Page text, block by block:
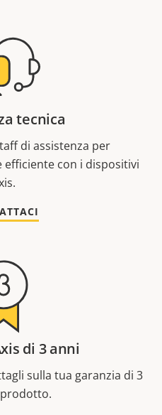
tecnica
di assistenza per
con i dispositivi
di 3 anni
sulla tua garanzia di 3